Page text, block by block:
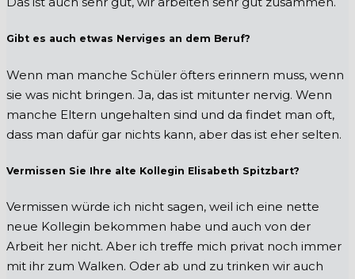
Gibt es auch etwas Nerviges an dem Beruf?
Wenn man manche Schüler öfters erinnern muss, wenn
sie was nicht bringen. Ja, das ist mitunter nervig. Wenn
manche Eltern ungehalten sind und da findet man oft,
dass man dafür gar nichts kann, aber das ist eher selten.
Vermissen Sie Ihre alte Kollegin Elisabeth Spitzbart?
Vermissen würde ich nicht sagen, weil ich eine nette
neue Kollegin bekommen habe und auch von der
Arbeit her nicht. Aber ich treffe mich privat noch immer
mit ihr zum Walken. Oder ab und zu trinken wir auch